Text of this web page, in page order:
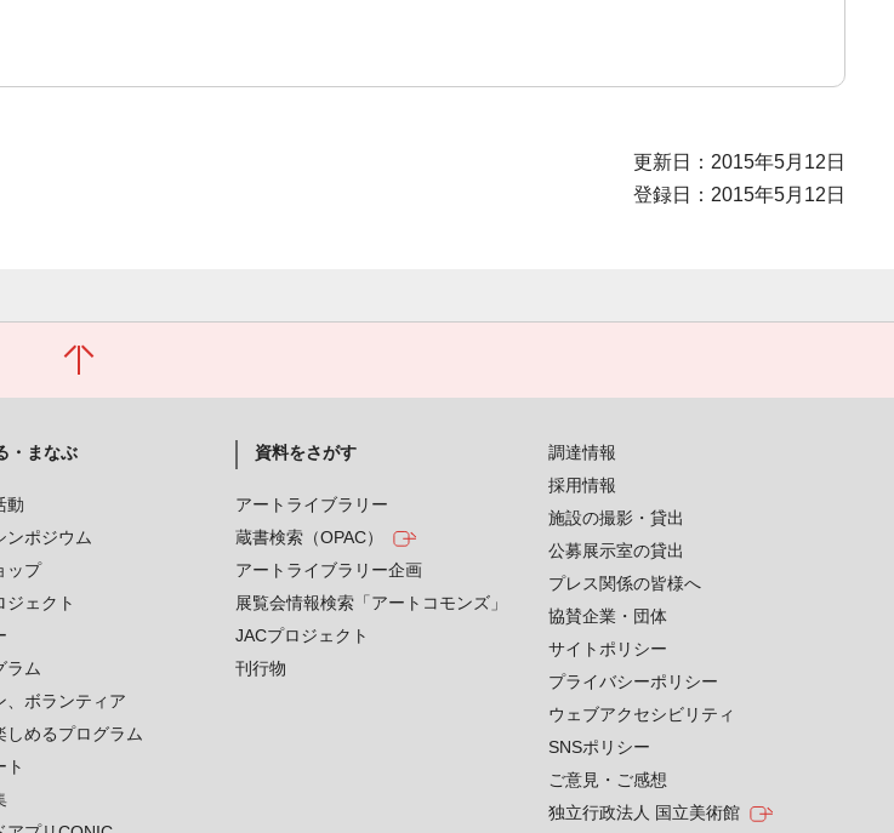
更新日：2015年5月12日
登録日：2015年5月12日
・まなぶ
動
ンポジウム
ップ
ジェクト
ラム
、ボランティア
しめるプログラム
ト
資料をさがす
アートライブラリー
蔵書検索（OPAC）
アートライブラリー企画
展覧会情報検索「アートコモンズ」
JACプロジェクト
刊行物
調達情報
採用情報
施設の撮影・貸出
公募展示室の貸出
プレス関係の皆様へ
協賛企業・団体
サイトポリシー
プライバシーポリシー
ウェブアクセシビリティ
SNSポリシー
ご意見・ご感想
独立行政法人 国立美術館